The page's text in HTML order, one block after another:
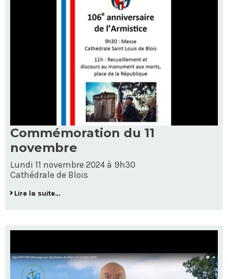
Commémoration du 11
novembre
Lundi 11 novembre 2024 à 9h30
Cathédrale de Blois
Lire la suite…